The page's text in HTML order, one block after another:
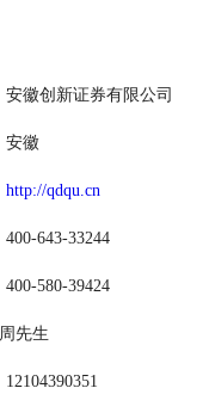
徽创新证券有限公司
安徽
http://qdqu.cn
643-33244
580-39424
先生